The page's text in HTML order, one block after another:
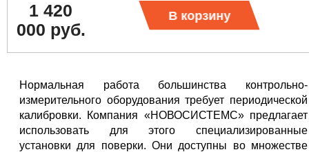
1 420
000 руб.
В корзину
Нормальная работа большинства контрольно-
измерительного оборудования требует периодической
калибровки. Компания «НОВОСИСТЕМС» предлагает
использовать для этого специализированные
установки для поверки. Они доступны во множестве